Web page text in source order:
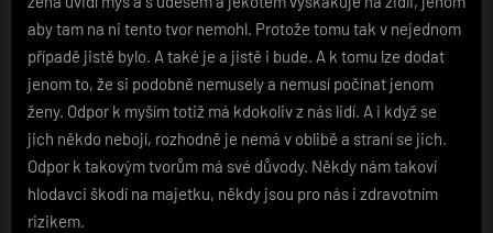
aby tam na ni tento tvor nemohl. Protože tomu tak v nejednom
případě jistě bylo. A také je a jistě i bude. A k tomu lze dodat
jenom to, že si podobně nemusely a nemusí počínat jenom
ženy. Odpor k myším totiž má kdokoliv z nás lidí. A i když se
jich někdo nebojí, rozhodně je nemá v oblibě a straní se jich.
Odpor k takovým tvorům má své důvody. Někdy nám takoví
hlodavci škodí na majetku, někdy jsou pro nás i zdravotním
rizikem.